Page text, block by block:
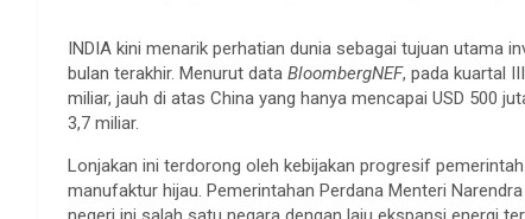
INDIA kini menarik perhatian dunia sebagai tujuan utama
bulan terakhir. Menurut data BloombergNEF, pada kuartal
miliar, jauh di atas China yang hanya mencapai USD 500
3,7 miliar.
Lonjakan ini terdorong oleh kebijakan progresif
manufaktur hijau. Pemerintahan Perdana Menteri